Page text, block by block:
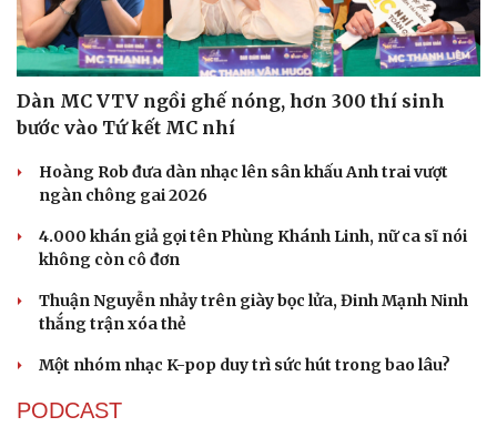
Dàn MC VTV ngồi ghế nóng, hơn 300 thí sinh
bước vào Tứ kết MC nhí
Hoàng Rob đưa dàn nhạc lên sân khấu Anh trai vượt
ngàn chông gai 2026
4.000 khán giả gọi tên Phùng Khánh Linh, nữ ca sĩ nói
không còn cô đơn
Thuận Nguyễn nhảy trên giày bọc lửa, Đinh Mạnh Ninh
thắng trận xóa thẻ
Một nhóm nhạc K-pop duy trì sức hút trong bao lâu?
PODCAST